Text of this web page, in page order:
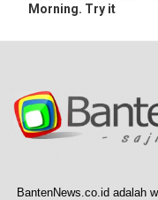
Morning. Try it
BantenNews.co.id adalah